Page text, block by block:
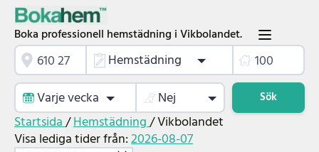
Boka professionell hemstädning i Vikbolandet.
Hemstädning
Varje vecka
Nej Sök
Startsida/Hemstädning/Vikbolandet
Visa lediga tider från:2026-08-07